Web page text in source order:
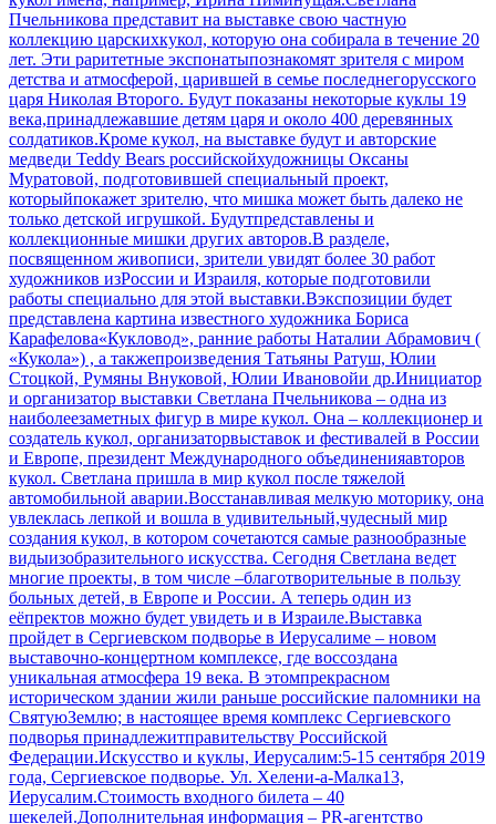
Пчельникова представит на выставке свою частную
коллекцию царскихкукол, которую она собирала в течение 20
лет. Эти раритетные экспонатыпознакомят зрителя с миром
детства и атмосферой, царившей в семье последнегорусского
царя Николая Второго. Будут показаны некоторые куклы 19
века,принадлежавшие детям царя и около 400 деревянных
солдатиков.Кроме кукол, на выставке будут и авторские
медведи Teddy Bears российскойхудожницы Оксаны
Муратовой, подготовившей специальный проект,
которыйпокажет зрителю, что мишка может быть далеко не
только детской игрушкой. Будутпредставлены и
коллекционные мишки других авторов.В разделе,
посвященном живописи, зрители увидят более 30 работ
художников изРоссии и Израиля, которые подготовили
работы специально для этой выставки.Вэкспозиции будет
представлена картина известного художника Бориса
Карафелова«Кукловод», ранние работы Наталии Абрамович (
«Кукола») , а такжепроизведения Татьяны Ратуш, Юлии
Стоцкой, Румяны Внуковой, Юлии Ивановойи др.Инициатор
и организатор выставки Светлана Пчельникова – одна из
наиболеезаметных фигур в мире кукол. Она – коллекционер и
создатель кукол, организаторвыставок и фестивалей в России
и Европе, президент Международного объединенияавторов
кукол. Светлана пришла в мир кукол после тяжелой
автомобильной аварии.Восстанавливая мелкую моторику, она
увлеклась лепкой и вошла в удивительный,чудесный мир
создания кукол, в котором сочетаются самые разнообразные
видыизобразительного искусства. Сегодня Светлана ведет
многие проекты, в том числе –благотворительные в пользу
больных детей, в Европе и России. А теперь один из
еёпректов можно будет увидеть и в Израиле.Выставка
пройдет в Сергиевском подворье в Иерусалиме – новом
выставочно-концертном комплексе, где воссоздана
уникальная атмосфера 19 века. В этомпрекрасном
историческом здании жили раньше российские паломники на
СвятуюЗемлю; в настоящее время комплекс Сергиевского
подворья принадлежитправительству Российской
Федерации.Искусство и куклы, Иерусалим:5-15 сентября 2019
года, Сергиевское подворье. Ул. Хелени-а-Малка13,
Иерусалим.Стоимость входного билета – 40
шекелей.Дополнительная информация – PR-агентство